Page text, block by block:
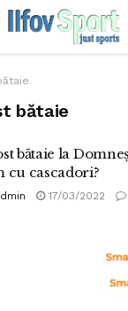
bătaie
bătaie la
cu cascadori?
17/03/2022